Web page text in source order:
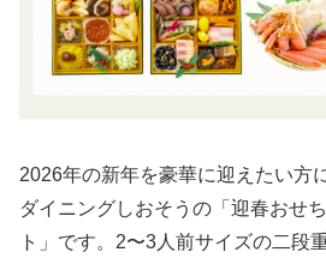
2026年の新年を豪華に迎えたい方
ダイニングしおそうの「迎春おせ
ト」です。2〜3人前サイズの二段